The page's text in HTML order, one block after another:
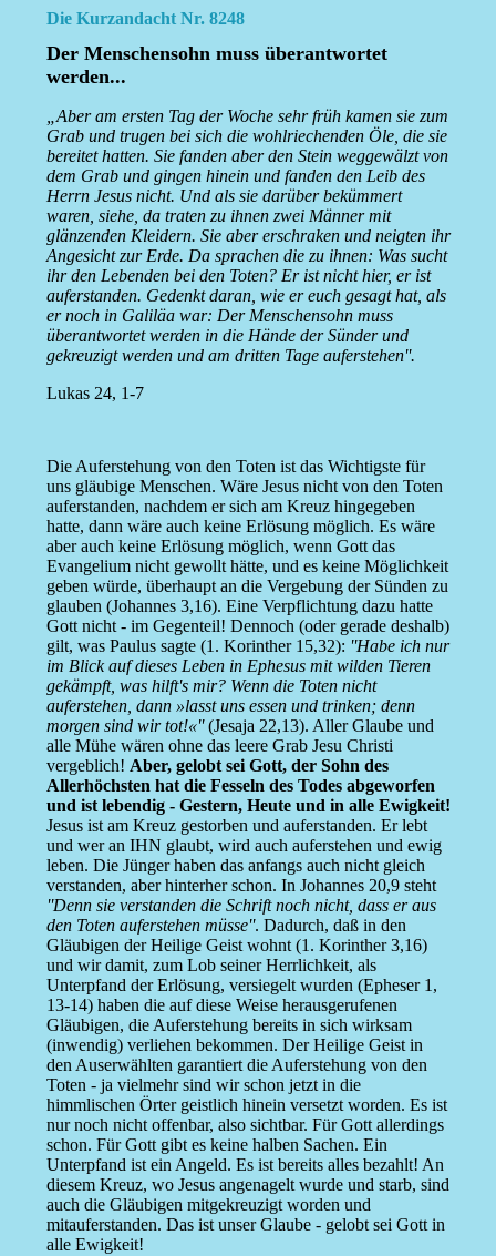
Die Kurzandacht Nr. 8248
Der Menschensohn muss überantwortet
werden...
„Aber am ersten Tag der Woche sehr früh kamen sie zum
Grab und trugen bei sich die wohlriechenden Öle, die sie
bereitet hatten. Sie fanden aber den Stein weggewälzt von
dem Grab und gingen hinein und fanden den Leib des
Herrn Jesus nicht. Und als sie darüber bekümmert
waren, siehe, da traten zu ihnen zwei Männer mit
glänzenden Kleidern. Sie aber erschraken und neigten ihr
Angesicht zur Erde. Da sprachen die zu ihnen: Was sucht
ihr den Lebenden bei den Toten? Er ist nicht hier, er ist
auferstanden. Gedenkt daran, wie er euch gesagt hat, als
er noch in Galiläa war: Der Menschensohn muss
überantwortet werden in die Hände der Sünder und
gekreuzigt werden und am dritten Tage auferstehen''.
Lukas 24, 1-7
Die Auferstehung von den Toten ist das Wichtigste für
uns gläubige Menschen. Wäre Jesus nicht von den Toten
auferstanden, nachdem er sich am Kreuz hingegeben
hatte, dann wäre auch keine Erlösung möglich. Es wäre
aber auch keine Erlösung möglich, wenn Gott das
Evangelium nicht gewollt hätte, und es keine Möglichkeit
geben würde, überhaupt an die Vergebung der Sünden zu
glauben (Johannes 3,16). Eine Verpflichtung dazu hatte
Gott nicht - im Gegenteil! Dennoch (oder gerade deshalb)
gilt, was Paulus sagte (1. Korinther 15,32): ''Habe ich nur
im Blick auf dieses Leben in Ephesus mit wilden Tieren
gekämpft, was hilft's mir? Wenn die Toten nicht
auferstehen, dann »lasst uns essen und trinken; denn
morgen sind wir tot!«''(Jesaja 22,13). Aller Glaube und
alle Mühe wären ohne das leere Grab Jesu Christi
vergeblich! Aber, gelobt sei Gott, der Sohn des
Allerhöchsten hat die Fesseln des Todes abgeworfen
und ist lebendig - Gestern, Heute und in alle Ewigkeit!
Jesus ist am Kreuz gestorben und auferstanden. Er lebt
und wer an IHN glaubt, wird auch auferstehen und ewig
leben. Die Jünger haben das anfangs auch nicht gleich
verstanden, aber hinterher schon. In Johannes 20,9 steht
''Denn sie verstanden die Schrift noch nicht, dass er aus
den Toten auferstehen müsse''. Dadurch, daß in den
Gläubigen der Heilige Geist wohnt (1. Korinther 3,16)
und wir damit, zum Lob seiner Herrlichkeit, als
Unterpfand der Erlösung, versiegelt wurden (Epheser 1,
13-14) haben die auf diese Weise herausgerufenen
Gläubigen, die Auferstehung bereits in sich wirksam
(inwendig) verliehen bekommen. Der Heilige Geist in
den Auserwählten garantiert die Auferstehung von den
Toten - ja vielmehr sind wir schon jetzt in die
himmlischen Örter geistlich hinein versetzt worden. Es ist
nur noch nicht offenbar, also sichtbar. Für Gott allerdings
schon. Für Gott gibt es keine halben Sachen. Ein
Unterpfand ist ein Angeld. Es ist bereits alles bezahlt! An
diesem Kreuz, wo Jesus angenagelt wurde und starb, sind
auch die Gläubigen mitgekreuzigt worden und
mitauferstanden. Das ist unser Glaube - gelobt sei Gott in
alle Ewigkeit!